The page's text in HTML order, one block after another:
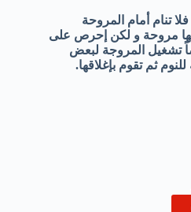
تنام أمام المروحة
مروحة و لكن إحرص على
تشغيل المروجة لبعض
ثم تقوم بإغلاقها.